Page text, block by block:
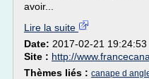
avoir...
Lire la suite
Date: 2017-02-21 19:24:53
Site : http://
Thèmes liés : canape d